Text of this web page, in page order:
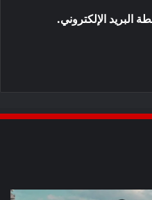
البريد الإلكتروني.